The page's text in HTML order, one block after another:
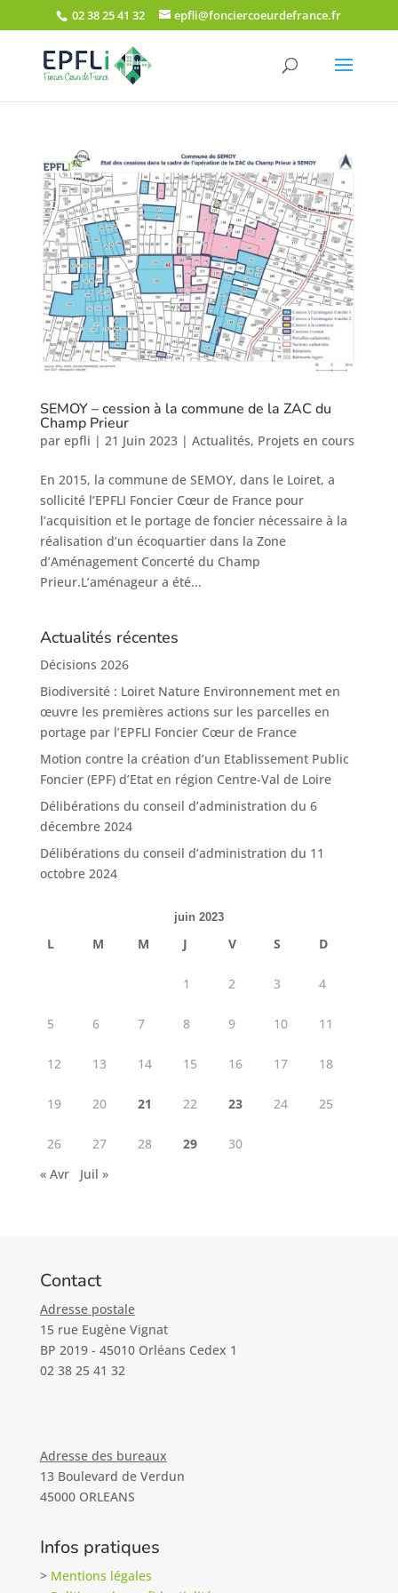
02 38 25 41 32 epfli@fonciercoeurdefrance.fr
SEMOY – cession à la commune de la ZAC du
Champ Prieur
par epfli | 21 Juin 2023| Actualités, Projets en cours
En 2015, la commune de SEMOY, dans le Loiret, a
sollicité l’EPFLI Foncier Cœur de France pour
l’acquisition et le portage de foncier nécessaire à la
réalisation d’un écoquartier dans la Zone
d’Aménagement Concerté du Champ
Prieur.L’aménageur a été...
Actualités récentes
Décisions 2026
Biodiversité : Loiret Nature Environnement met en
œuvre les premières actions sur les parcelles en
portage par l’EPFLI Foncier Cœur de France
Motion contre la création d’un Etablissement Public
Foncier (EPF) d’Etat en région Centre-Val de Loire
Délibérations du conseil d’administration du 6
décembre 2024
Délibérations du conseil d’administration du 11
octobre 2024
juin 2023
L M M J V S D
1 2 3 4
5 6 7 8 9 10 11
12 13 14 15 16 17 18
19 20 21 22 23 24 25
26 27 28 29
30
« Avr
Juil »
Contact
Adresse postale
15 rue Eugène Vignat
BP 2019 - 45010 Orléans Cedex 1
02 38 25 41 32
Adresse des bureaux
13 Boulevard de Verdun
45000 ORLEANS
Infos pratiques
> Mentions légales